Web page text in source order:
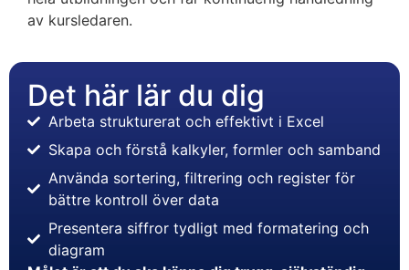
av kursledaren.
Det här lär du dig
Arbeta strukturerat och effektivt i Excel
Skapa och förstå kalkyler, formler och samband
Använda sortering, filtrering och register för
bättre kontroll över data
Presentera siffror tydligt med formatering och
diagram